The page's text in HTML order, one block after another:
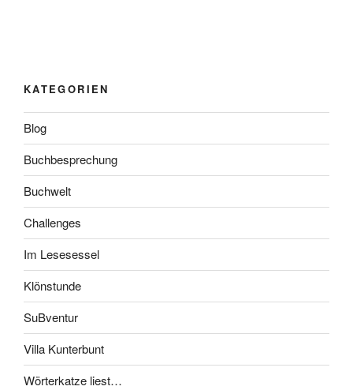
KATEGORIEN
Blog
Buchbesprechung
Buchwelt
Challenges
Im Lesesessel
Klönstunde
SuBventur
Villa Kunterbunt
Wörterkatze liest…